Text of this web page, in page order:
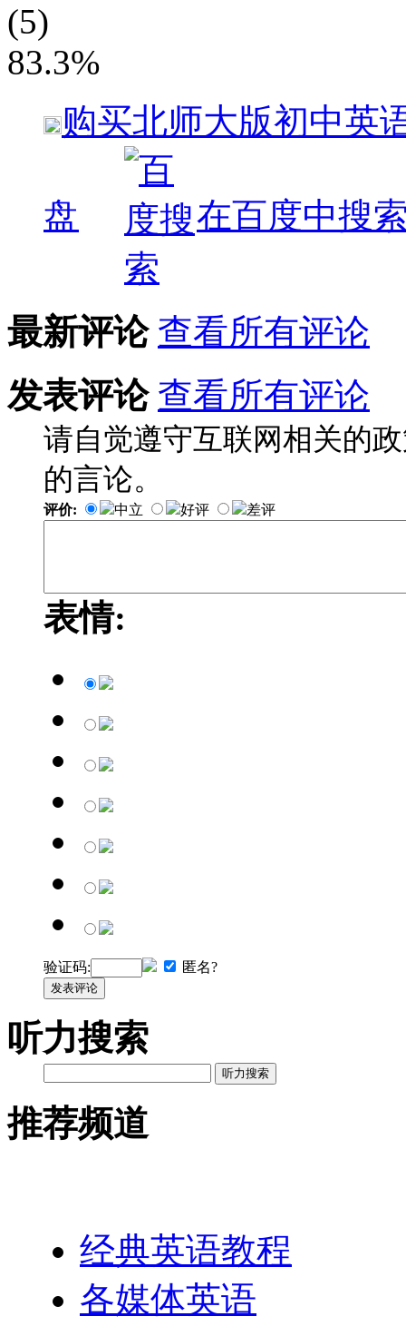
(5)
83.3%
购买北师大版初中英
盘 在百度中搜
最新评论 查看所有评论
发表评论 查看所有评论
请自觉遵守互联网相关的
的言论。
评价: 中立 好评 差评
表情:
验证码: 匿名?
发表评论
听力搜索
听力搜索
推荐频道
经典英语教程
各媒体英语